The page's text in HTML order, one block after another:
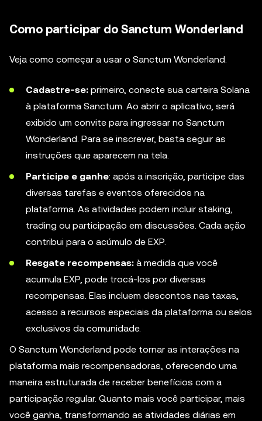
Como participar do Sanctum Wonderland
Veja como começar a usar o Sanctum Wonderland.
Cadastre-se: primeiro, conecte sua carteira Solana
à plataforma Sanctum. Ao abrir o aplicativo, será
exibido um convite para ingressar no Sanctum
Wonderland. Para se inscrever, basta seguir as
instruções que aparecem na tela.
Participe e ganhe: após a inscrição, participe das
diversas tarefas e eventos oferecidos na
plataforma. As atividades podem incluir staking,
trading ou participação em discussões. Cada ação
contribui para o acúmulo de EXP.
Resgate recompensas: à medida que você
acumula EXP, pode trocá-los por diversas
recompensas. Elas incluem descontos nas taxas,
acesso a recursos especiais da plataforma ou selos
exclusivos da comunidade.
O Sanctum Wonderland pode tornar as interações na
plataforma mais recompensadoras, oferecendo uma
maneira estruturada de receber benefícios com a
participação regular. Quanto mais você participar, mais
você ganha, transformando as atividades diárias em